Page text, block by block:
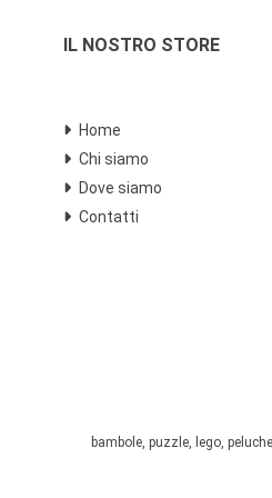
IL NOSTRO STORE
Home
Chi siamo
Dove siamo
Contatti
bambole, puzzle, lego,